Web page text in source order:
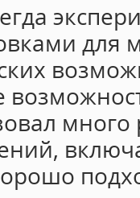
для